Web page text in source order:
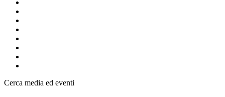
Cerca media ed eventi